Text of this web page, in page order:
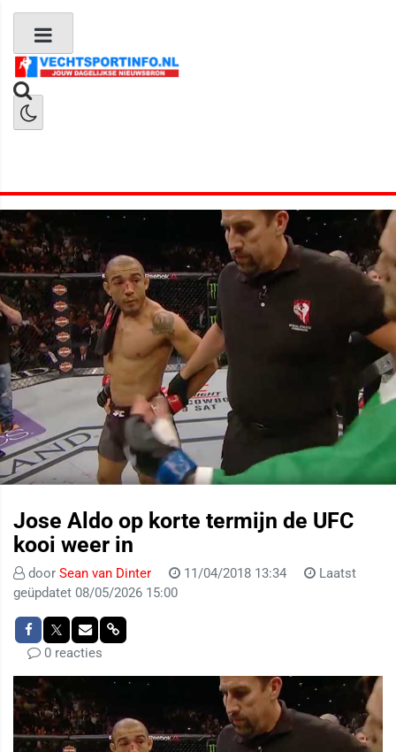
Jose Aldo op korte termijn de UFC
kooi weer in
door Sean van Dinter 11/04/2018 13:34
Laatst
geüpdatet 08/05/2026 15:00
0 reacties